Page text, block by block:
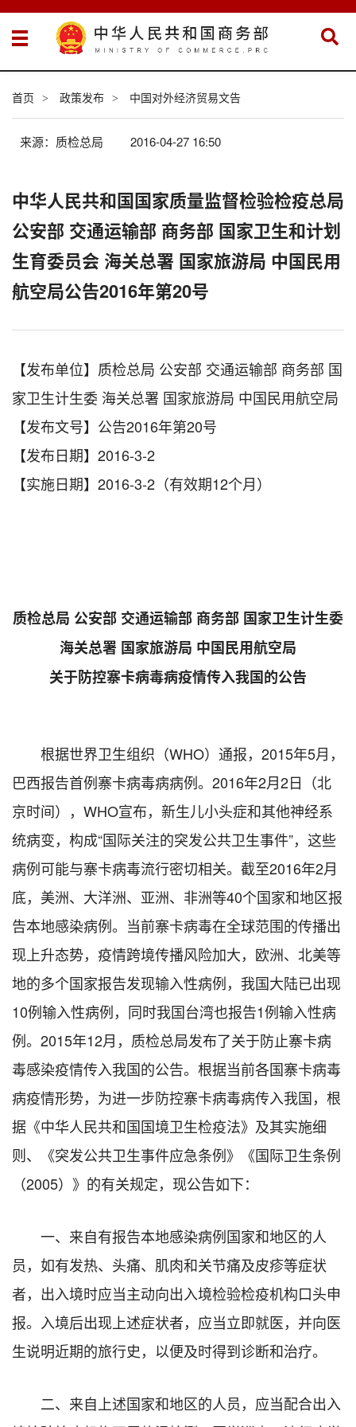
首页 > 政策发布 > 中国对外经济贸易文告
来源：质检总局 2016-04-27 16:50
中华人民共和国国家质量监督检验检疫总局
公安部 交通运输部 商务部 国家卫生和计划
生育委员会 海关总署 国家旅游局 中国民用
航空局公告2016年第20号
【发布单位】质检总局 公安部 交通运输部 商务部 国
家卫生计生委 海关总署 国家旅游局 中国民用航空局
【发布文号】公告2016年第20号
【发布日期】2016-3-2
【实施日期】2016-3-2（有效期12个月）
质检总局 公安部 交通运输部 商务部 国家卫生计生委
海关总署 国家旅游局 中国民用航空局
关于防控寨卡病毒病疫情传入我国的公告
根据世界卫生组织（WHO）通报，2015年5月，
巴西报告首例寨卡病毒病病例。2016年2月2日（北
京时间），WHO宣布，新生儿小头症和其他神经系
统病变，构成“国际关注的突发公共卫生事件”，这些
病例可能与寨卡病毒流行密切相关。截至2016年2月
底，美洲、大洋洲、亚洲、非洲等40个国家和地区报
告本地感染病例。当前寨卡病毒在全球范围的传播出
现上升态势，疫情跨境传播风险加大，欧洲、北美等
地的多个国家报告发现输入性病例，我国大陆已出现
10例输入性病例，同时我国台湾也报告1例输入性病
例。2015年12月，质检总局发布了关于防止寨卡病
毒感染疫情传入我国的公告。根据当前各国寨卡病毒
病疫情形势，为进一步防控寨卡病毒病传入我国，根
据《中华人民共和国国境卫生检疫法》及其实施细
则、《突发公共卫生事件应急条例》《国际卫生条例
（2005）》的有关规定，现公告如下：
一、来自有报告本地感染病例国家和地区的人
员，如有发热、头痛、肌肉和关节痛及皮疹等症状
者，出入境时应当主动向出入境检验检疫机构口头申
报。入境后出现上述症状者，应当立即就医，并向医
生说明近期的旅行史，以便及时得到诊断和治疗。
二、来自上述国家和地区的人员，应当配合出入